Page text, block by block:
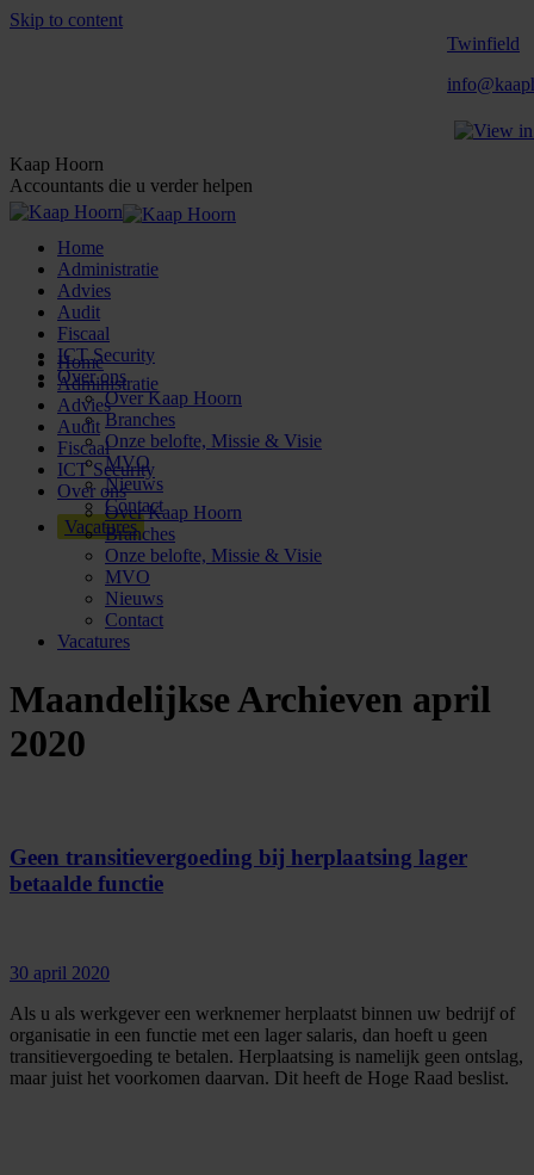
Skip to content
Twinfield
Kaap Hoorn
Accountants die u verder helpen
Home
Administratie
Advies
Audit
Fiscaal
ICT Security
Over ons
Over Kaap Hoorn
Branches
Onze belofte, Missie & Visie
MVO
Nieuws
Contact
Vacatures
Home
Administratie
Advies
Audit
Fiscaal
ICT Security
Over ons
Over Kaap Hoorn
Branches
Onze belofte, Missie & Visie
MVO
Nieuws
Contact
Vacatures
Maandelijkse Archieven april
2020
Geen transitievergoeding bij herplaatsing lager
betaalde functie
30 april 2020
Als u als werkgever een werknemer herplaatst binnen uw bedrijf of
organisatie in een functie met een lager salaris, dan hoeft u geen
transitievergoeding te betalen. Herplaatsing is namelijk geen ontslag,
maar juist het voorkomen daarvan. Dit heeft de Hoge Raad beslist.